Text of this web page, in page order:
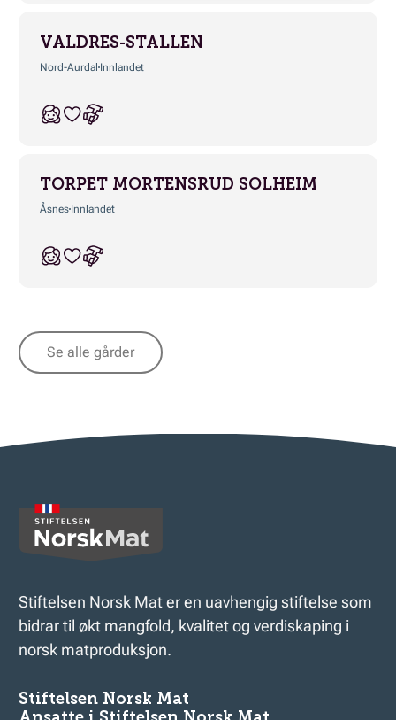
VALDRES-STALLEN
Nord-AurdalInnlandet
TORPET MORTENSRUD SOLHEIM
ÅsnesInnlandet
Se alle gårder
Stiftelsen Norsk Mat er en uavhengig stiftelse som
bidrar til økt mangfold, kvalitet og verdiskaping i
norsk matproduksjon.
Stiftelsen Norsk Mat